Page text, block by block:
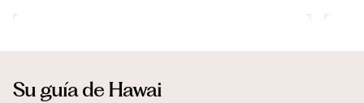
Su guía de Hawai